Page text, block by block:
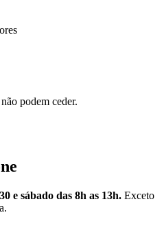
podem ceder.
e sábado das 8h as 13h. Exceto